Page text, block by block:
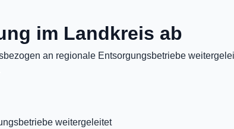
im Landkreis ab
an regionale Entsorgungsbetriebe
weitergeleitet